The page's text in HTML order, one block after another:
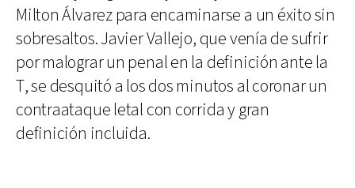
Milton Álvarez para encaminarse a un éxito sin
sobresaltos. Javier Vallejo, que venía de sufrir
por malograr un penal en la definición ante la
T, se desquitó a los dos minutos al coronar un
contraataque letal con corrida y gran
definición incluida.